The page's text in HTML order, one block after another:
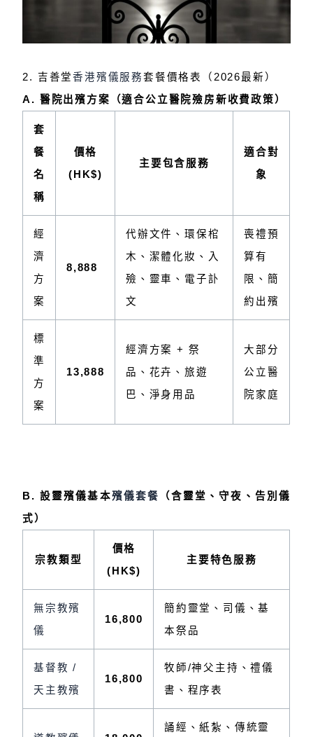
2. 吉善堂香港殯儀服務套餐價格表（2026最新）
A. 醫院出殯方案（適合公立醫院殮房新收費政策）
套
餐
名
稱
價格
(HK$)
主要包含服務
適合對
象
經
濟
方
案
8,888
代辦文件、環保棺
木、潔體化妝、入
殮、靈車、電子訃
文
喪禮預
算有
限、簡
約出殯
標
準
方
案
13,888
經濟方案 + 祭
品、花卉、旅遊
巴、淨身用品
大部分
公立醫
院家庭
B. 設靈殯儀基本殯儀套餐
（含靈堂、守夜、告別儀
式）
宗教類型
價格
(HK$)
主要特色服務
無宗教殯
儀
16,800
簡約靈堂、司儀、基
本祭品
基督教 /
天主教殯
16,800
牧師/神父主持、禮儀
書、程序表
誦經、紙紮、傳統靈